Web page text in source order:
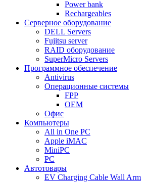
Power bank
Rechargeables
Серверное оборудование
DELL Servers
Fujitsu server
RAID оборудование
SuperMicro Servers
Программное обеспечение
Antivirus
Операционные системы
FPP
OEM
Офис
Компьютеры
All in One PC
Apple iMAC
MiniPC
PC
Автотовары
EV Charging Cable Wall Arm